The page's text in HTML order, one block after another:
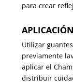
para crear
APLICACIÓN
Utilizar
previamente
aplicar el
distribuir